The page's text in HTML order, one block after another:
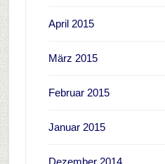
April 2015
März 2015
Februar 2015
Januar 2015
Dezember 2014